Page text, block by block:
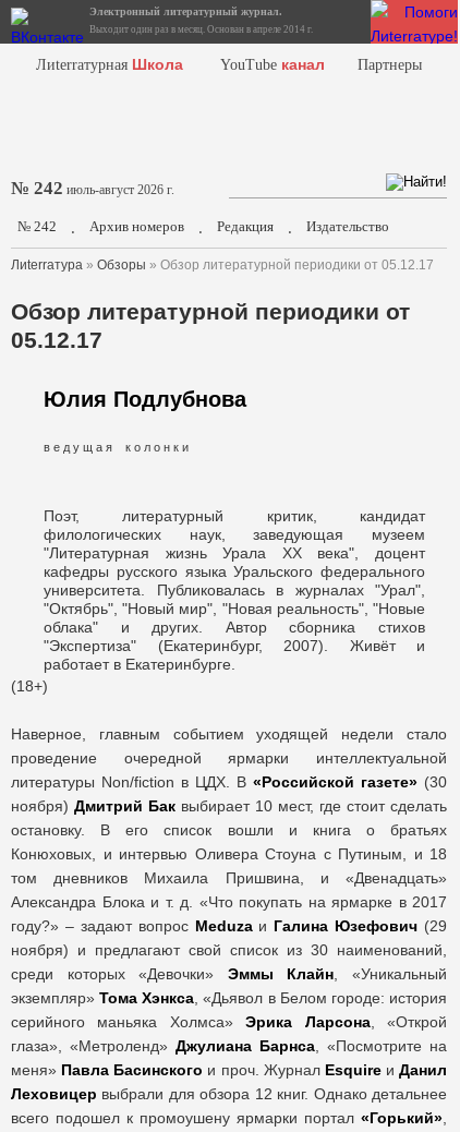
Электронный литературный журнал.
Выходит один раз в месяц. Основан в апреле 2014 г.
Лиterraтурная Школа YouTube канал Партнеры
№ 242 июль-август 2026 г.
№ 242 . Архив номеров . Редакция . Издательство
Лиterraтура » Обзоры » Обзор литературной периодики от 05.12.17
Обзор литературной периодики от
05.12.17
Юлия Подлубнова
в е д у щ а я к о л о н к и
Поэт, литературный критик, кандидат
филологических наук, заведующая музеем
"Литературная жизнь Урала ХХ века", доцент
кафедры русского языка Уральского федерального
университета. Публиковалась в журналах "Урал",
"Октябрь", "Новый мир", "Новая реальность", "Новые
облака" и других. Автор сборника стихов
"Экспертиза" (Екатеринбург, 2007). Живёт и
работает в Екатеринбурге.
(18+)
Наверное, главным событием уходящей недели стало
проведение очередной ярмарки интеллектуальной
литературы Non/fiction в ЦДХ. В «Российской газете» (30
ноября) Дмитрий Бак выбирает 10 мест, где стоит сделать
остановку. В его список вошли и книга о братьях
Конюховых, и интервью Оливера Стоуна с Путиным, и 18
том дневников Михаила Пришвина, и «Двенадцать»
Александра Блока и т. д. «Что покупать на ярмарке в 2017
году?» – задают вопрос Meduzaи Галина Юзефович (29
ноября) и предлагают свой список из 30 наименований,
среди которых «Девочки» Эммы Клайн , «Уникальный
экземпляр»Тома Хэнкса , «Дьявол в Белом городе: история
серийного маньяка Холмса»Эрика Ларсона, «Открой
глаза», «Метроленд» Джулиана Барнса , «Посмотрите на
меня» Павла Басинского и проч. Журнал Esquireи Данил
Леховицер выбрали для обзора 12 книг. Однако детальнее
всего подошел к промоушену ярмарки портал «Горький»